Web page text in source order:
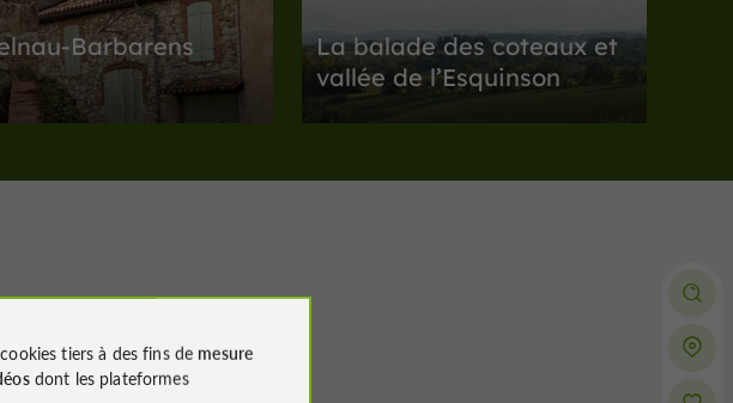
Barbarens
La balade des coteaux et
vallée de l’Esquinson
et Bastides Samatan
tiers à des fins de mesure
dont les plateformes